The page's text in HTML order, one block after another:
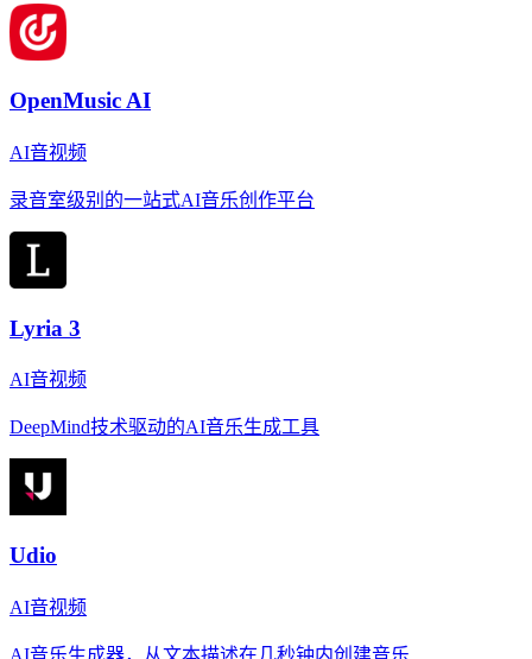
OpenMusic AI
AI音视频
录音室级别的一站式AI音乐创作平台
Lyria 3
AI音视频
DeepMind技术驱动的AI音乐生成工具
Udio
AI音视频
AI音乐生成器，从文本描述在几秒钟内创建音乐